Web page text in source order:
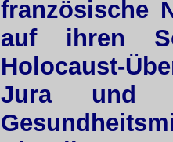
französische
auf ihren
Holocaust-
Jura und